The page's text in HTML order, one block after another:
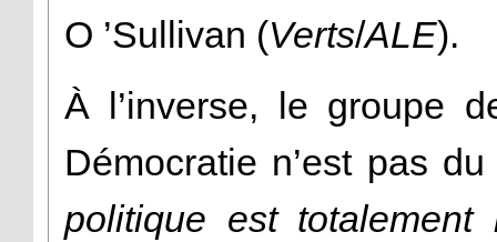
O ’Sullivan (Verts/ALE).
À l’inverse, le groupe
Démocratie n’est pas
politique est